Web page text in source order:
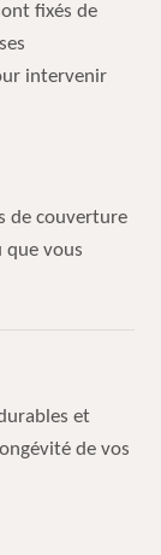
fixés de
intervenir
de couverture
que vous
et
de vos